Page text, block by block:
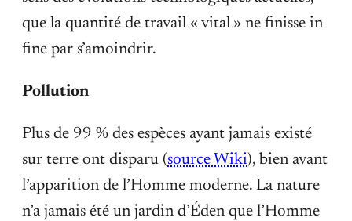
que la quantité de travail « vital » ne finisse in
fine par s’amoindrir.
Pollution
Plus de 99 % des espèces ayant jamais existé
sur terre ont disparu (source Wiki), bien avant
l’apparition de l’Homme moderne. La nature
n’a jamais été un jardin d’Éden que l’Homme